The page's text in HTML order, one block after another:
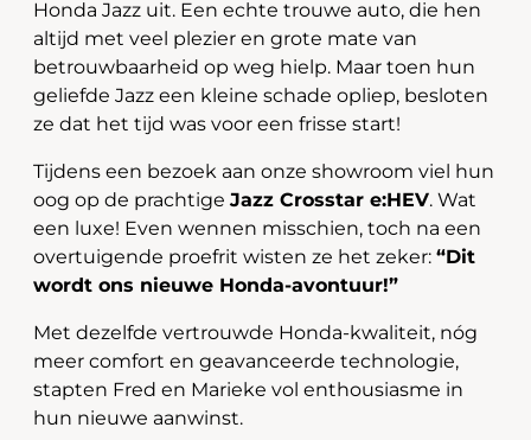
Honda Jazz uit. Een echte trouwe auto, die hen
altijd met veel plezier en grote mate van
betrouwbaarheid op weg hielp. Maar toen hun
geliefde Jazz een kleine schade opliep, besloten
ze dat het tijd was voor een frisse start!
Tijdens een bezoek aan onze showroom viel hun
oog op de prachtige Jazz Crosstar e:HEV. Wat
een luxe! Even wennen misschien, toch na een
overtuigende proefrit wisten ze het zeker: “Dit
wordt ons nieuwe Honda-avontuur!”
Met dezelfde vertrouwde Honda-kwaliteit, nóg
meer comfort en geavanceerde technologie,
stapten Fred en Marieke vol enthousiasme in
hun nieuwe aanwinst.